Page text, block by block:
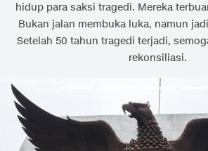
hidup para saksi tragedi. Mereka
Bukan jalan membuka luka, namun
Setelah 50 tahun tragedi terjadi,
rekonsiliasi.